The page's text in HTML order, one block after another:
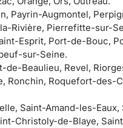
Payrin-Augmontel,
Rivière, Pierrefitte-sur-
Esprit, Port-de-Bouc,
sur-Seine.
de-Beaulieu, Revel,
Ronchin, Roquefort-des-
Saint-Amand-les-
Christoly-de-Blaye,